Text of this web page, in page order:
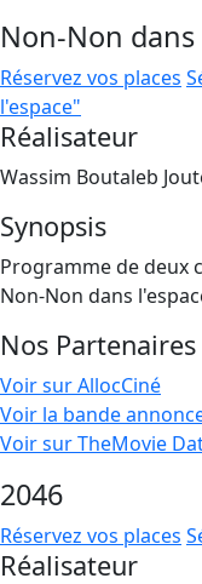
Non-Non dans
Réservez vos places
l'espace"
Réalisateur
Wassim Boutaleb
Synopsis
Programme de deux
Non-Non dans
Nos Partenaires
Voir sur AllocCiné
Voir la bande
Voir sur TheMovie
2046
Réservez vos places
Réalisateur